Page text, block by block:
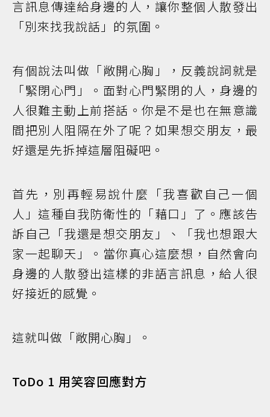
言訊息傳達給身邊的人，讓你整個人散發出
「別來找我說話」的氛圍。
有個說法叫做「敞開心胸」，反義說詞就是
「緊閉心門」。面對心門緊閉的人，身邊的
人很難主動上前搭話。你是不是也在無意識
間把別人阻隔在外了呢？如果想交朋友，最
好還是先拆掉這層阻礙吧。
首先，別再輕易說什麼「我喜歡自己一個
人」這種自我防衛性的「藉口」了。應該告
訴自己「我還是想交朋友」、「我也想跟大
家一起聊天」。當你真心這麼想，自然會向
身邊的人散發出這樣的非語言訊息，給人很
好接近的感覺。
這就叫做「敞開心胸」。
ToDo 1 用笑容回應對方